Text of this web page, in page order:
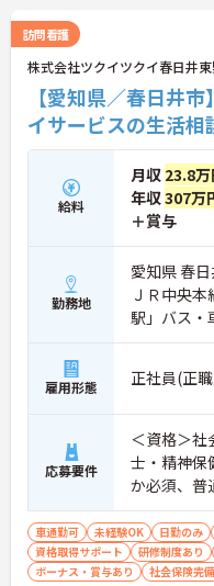
訪問看護
株式会社ツクイツクイ春日井
【愛知県／春日井
イサービスの生活
給料
月収 23.8万
年収307万
＋賞与
勤務地
愛知県 春
ＪＲ中央
駅」バス・
雇用形態 正社員(正
応募要件
＜資格＞社
士・精神
か必須、普
須 ＜経験
車通勤可 未経験OK 日勤のみ
資格取得サポート
研修制度あり
ボーナス・賞与あり
社会保険完備